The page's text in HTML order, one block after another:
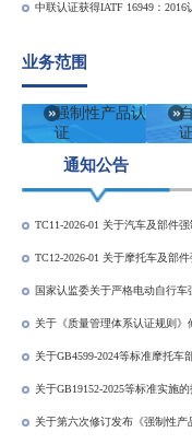
中联认证获得IATF 16949：
业务范围
强制性产品认
证
通知公告
国家认监委关于严格电动自行
关于《质量管理体系认证规则
关于GB4599-2024等标准摩托车
关于GB19152-2025等标准实施
关于第六次修订发布《强制性